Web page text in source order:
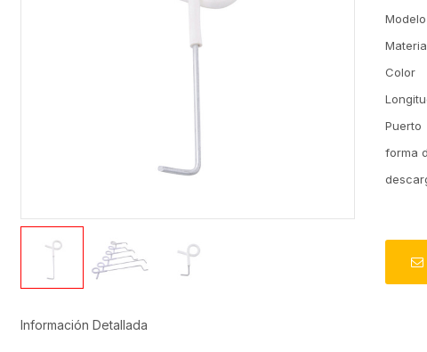
Modelo
Color
Puerto
forma
Información Detallada